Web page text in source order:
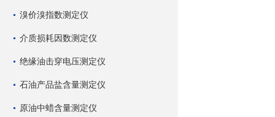
溴价溴指数测定仪
介质损耗因数测定仪
绝缘油击穿电压测定仪
石油产品盐含量测定仪
原油中蜡含量测定仪